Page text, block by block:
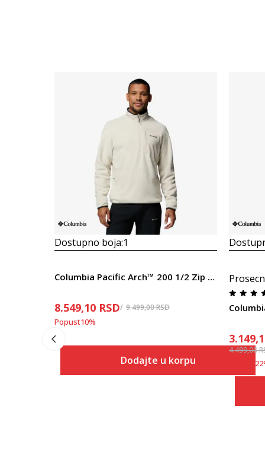
Dostupno boja:1
Columbia Pacific Arch™ 200 1/2 Zip Fleece
8.549,10 RSD 9.499,00RSD
Popust10%
Dodajte u korpu
4.499,00
22